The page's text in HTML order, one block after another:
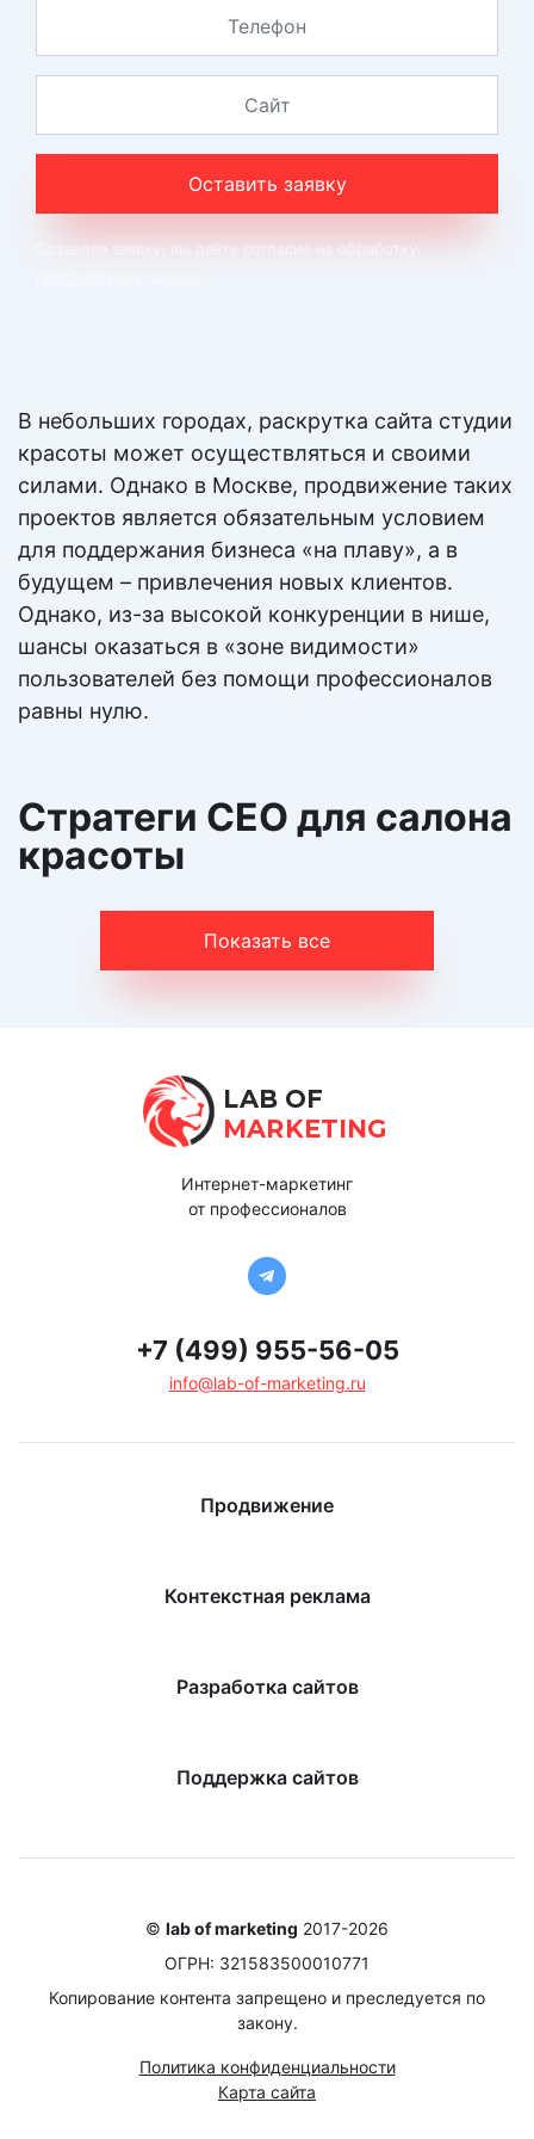
Фирменный стиль
Выделение компании среди конкурентов и
создание узнаваемого образ в глазах
Разработка РК для myTarget, VK, OK, FaceBook,
Instagram для огромного охвата ЦА
Цена: От 25 000 ₽
Подробнее
SMM
Цена:
Оставить заявку
В небольших городах, раскрутка сайта студии
красоты может осуществляться и своими
силами. Однако в Москве, продвижение таких
проектов является обязательным условием
для поддержания бизнеса «на плаву», а в
будущем – привлечения новых клиентов.
Однако, из-за высокой конкуренции в нише,
шансы оказаться в «зоне видимости»
пользователей без помощи профессионалов
равны нулю.
Стратеги СЕО для салона
красоты
Показать все
LAB OF
MARKETING
Интернет-маркетинг
от профессионалов
+7 (499) 955-56-05
info@lab-of-marketing.ru
Продвижение
Контекстная реклама
Разработка сайтов
Поддержка сайтов
© lab of marketing 2017-2026
ОГРН: 321583500010771
Копирование контента запрещено и преследуется по
закону.
Политика конфиденциальности
Карта сайта